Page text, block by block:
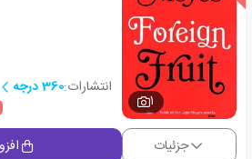
1
انتشارات:360 درجه
جزئیات